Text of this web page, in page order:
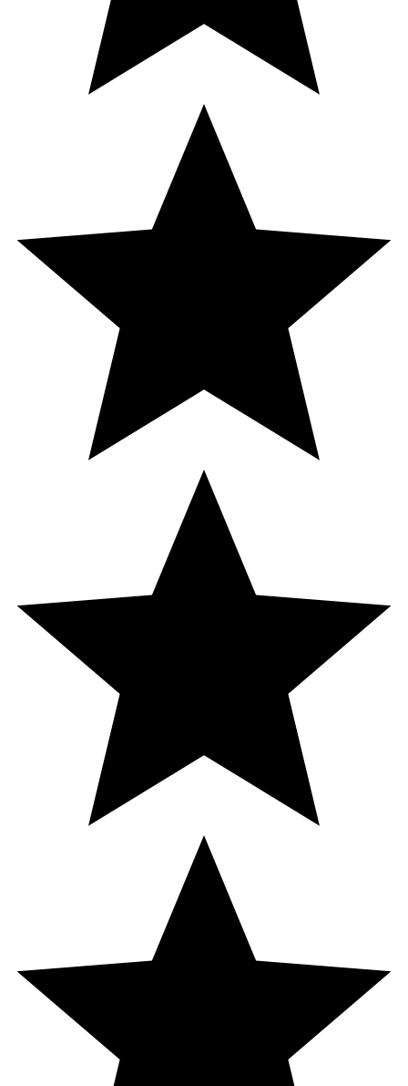
(kiseldioxid, fettsyror, magnesiumsalter av fettsyror),
ytbehandlingsmedel (hydroxipropylmetylcellulosa,
glycerol), zink (zinkoxid), fuktighetsbevarande medel
(natriumkarboximetylcellulosa), vitamin D3 från lav
(kolekalciferol), vitamin B6 (pyridoxinhydroklorid), vitamin
B2 (riboflavin), jod (kaliumjodid), selen (natriumselenit),
vitamin B12 (cyanokobalamin).